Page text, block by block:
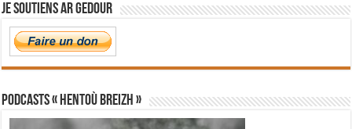
Je soutiens Ar Gedour
PODCASTS « Hentoù Breizh »